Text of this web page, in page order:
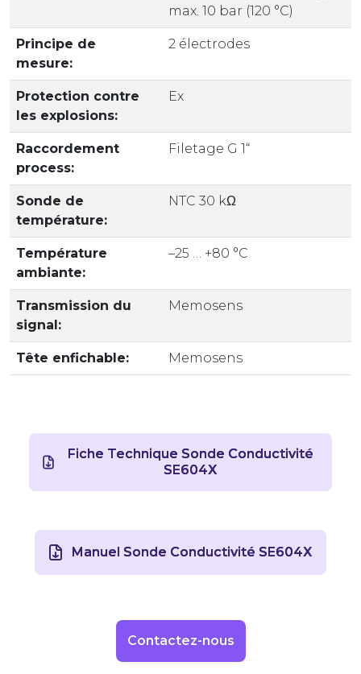
max. 10 bar (120 °C)
Principe de
mesure:
2 électrodes
Protection contre
les explosions:
Ex
Raccordement
process:
Filetage G 1“
Sonde de
température:
NTC 30 kΩ
Température
ambiante:
–25 … +80 °C
Transmission du
signal:
Memosens
Tête enfichable: Memosens
Fiche Technique Sonde Conductivité
SE604X
Manuel Sonde Conductivité SE604X
Contactez-nous